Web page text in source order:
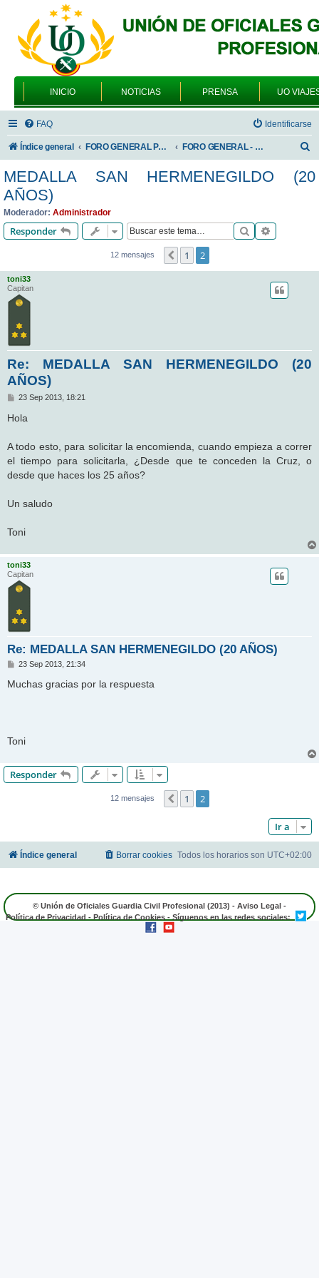
INICIO NOTICIAS PRENSA UO
FAQ Identificarse
Índice general FORO GENERAL PARA TODOS LOS USUARIOS FORO GENERAL - TEMAS PROFESIONALES
s
MEDALLA SAN HERMENEGILDO (20
AÑOS)
Moderador: Administrador
Responder Buscar
12 mensajes Anterior
1 2
toni33
Capitan
Re: MEDALLA SAN HERMENEGILDO (20
AÑOS)
M
n
s
j
e
23 Sep 2013, 18:21
Hola
A todo esto, para solicitar la encomienda, cuando empieza a correr
el tiempo para solicitarla, ¿Desde que te conceden la Cruz, o
desde que haces los 25 años?
Un saludo
Toni
toni33
Capitan
Re: MEDALLA SAN HERMENEGILDO (20 AÑOS)
M
n
23 Sep 2013, 21:34
Muchas gracias por la respuesta
Toni
Responder
12 mensajes Anterior
1 2
Ir a
Índice general Todos los horarios son UTC+02:00
Borrar cookies
© Unión de Oficiales Guardia Civil Profesional (2013) - Aviso Legal -
Política de Privacidad - Política de Cookies - Síguenos en las redes sociales: